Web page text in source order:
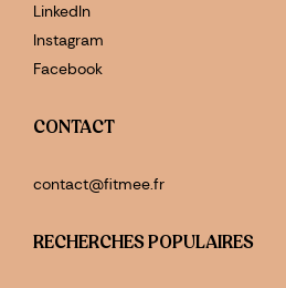
LinkedIn
Instagram
Facebook
CONTACT
contact@fitmee.fr
RECHERCHES POPULAIRES